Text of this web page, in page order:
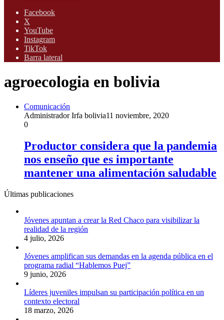
Facebook
X
YouTube
Instagram
TikTok
Barra lateral
agroecologia en bolivia
Comunicación
Administrador Irfa bolivia11 noviembre, 2020
0
Productor considera que la pandemia
nos enseño que es importante
mantener una alimentación saludable
Últimas publicaciones
Jóvenes apuntan a crear la Red Chaco para visibilizar la
realidad de la región
4 julio, 2026
Jóvenes amplifican sus demandas en la agenda pública en el
programa radial “Hablemos Puej”
9 junio, 2026
Líderes juveniles impulsan su participación política en un
contexto electoral
18 marzo, 2026